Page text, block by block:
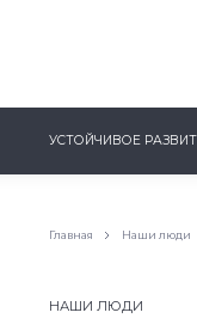
ТМК. Выпуск №27 (225)
УСТОЙЧИВОЕ
Главная Наши люди
НАШИ ЛЮДИ